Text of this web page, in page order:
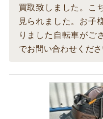
買取致しました。こ
見られました。お子
りました自転車がご
でお問い合わせくださ